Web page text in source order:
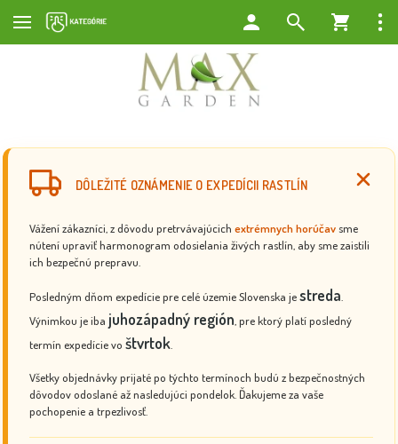
DÔLEŽITÉ OZNÁMENIE O EXPEDÍCII RASTLÍN
Vážení zákazníci, z dôvodu pretrvávajúcich extrémnych horúčav sme
nútení upraviť harmonogram odosielania živých rastlín, aby sme zaistili
ich bezpečnú prepravu.
Posledným dňom expedície pre celé územie Slovenska jestreda
Výnimkou je iba juhozápadný región , pre ktorý platí posledný
termín expedície vo štvrtok
Všetky objednávky prijaté po týchto termínoch budú z bezpečnostných
dôvodov odoslané až nasledujúci pondelok. Ďakujeme za vaše
pochopenie a trpezlivosť.